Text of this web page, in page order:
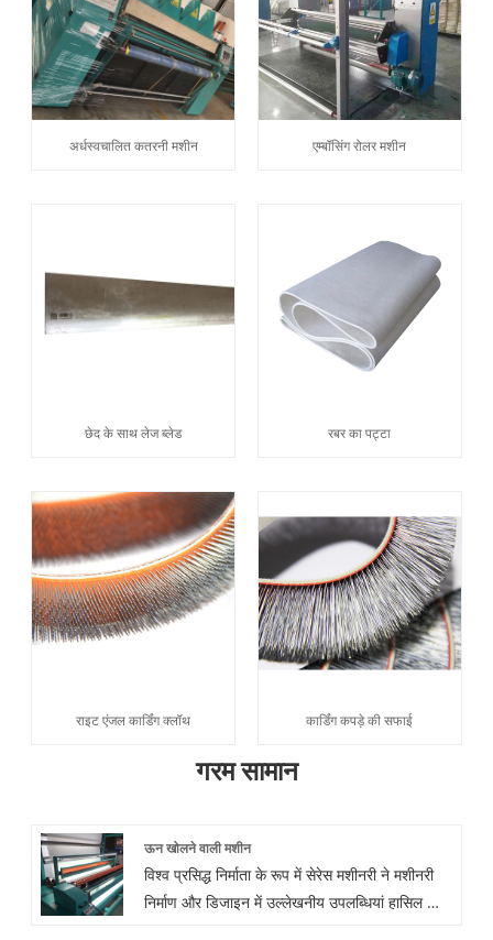
अर्धस्वचालित कतरनी मशीन एम्बॉसिंग रोलर मशीन
छेद के साथ लेज ब्लेड रबर का पट्टा
राइट एंजल कार्डिंग क्लॉथ कार्डिंग कपड़े की सफाई
गरम सामान
ऊन खोलने वाली मशीन
विश्व प्रसिद्ध निर्माता के रूप में सेरेस मशीनरी ने मशीनरी
निर्माण और डिजाइन में उल्लेखनीय उपलब्धियां हासिल की